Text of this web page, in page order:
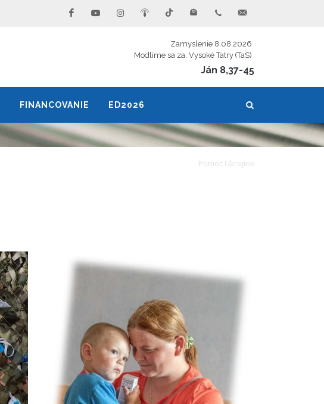
Zamyslenie 8.08.2026
Modlíme sa za: Vysoké Tatry (TaS)
Ján 8,37-45
FINANCOVANIE ED2026
Pomoc Ukrajine